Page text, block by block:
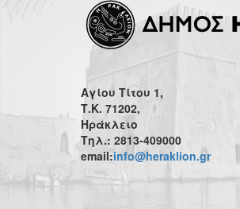
Αγίου Τίτου 1,
Τ.Κ. 71202,
Ηράκλειο
Τηλ.: 2813-409000
email:info@heraklion.gr